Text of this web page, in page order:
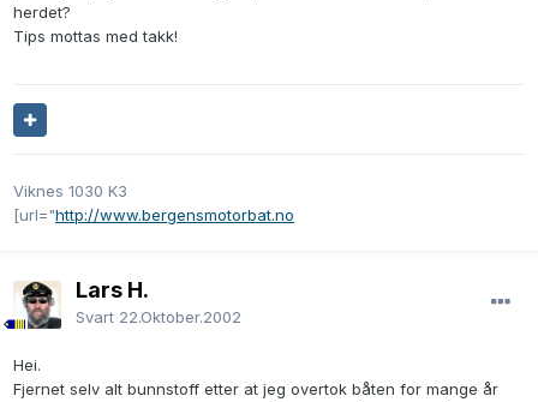
herdet?
Tips mottas med takk!
Viknes 1030 K3
[url="http://www.bergensmotorbat.no
Lars H.
Svart 22.Oktober.2002
Hei.
Fjernet selv alt bunnstoff etter at jeg overtok båten for mange år